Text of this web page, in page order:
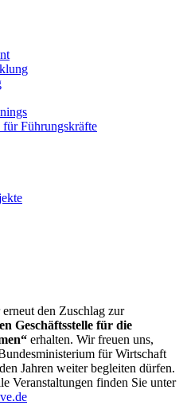
für Führungskräfte
den Zuschlag zur
Geschäftsstelle für die
erhalten. Wir freuen uns,
für Wirtschaft
Jahren weiter begleiten dürfen.
Veranstaltungen finden Sie unter